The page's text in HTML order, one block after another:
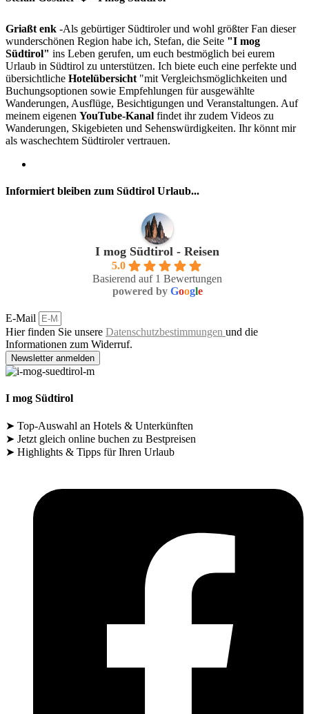
Griaßt enk -Als gebürtiger Südtiroler und wohl größter Fan dieser
wunderschönen Region habe ich, Stefan, die Seite "I mog
Südtirol" ins Leben gerufen, um euch bestmöglich bei eurem
Urlaub in Südtirol zu unterstützen. Ich biete euch eine perfekte und
übersichtliche Hotelübersicht "mit Vergleichsmöglichkeiten und
Buchungsoptionen sowie Empfehlungen für ausgewählte
Wanderungen, Ausflüge, Besichtigungen und Veranstaltungen. Auf
meinem eigenen YouTube-Kanal findet ihr zudem Videos zu
Wanderungen, Skigebieten und Sehenswürdigkeiten. Ihr könnt mir
als waschechtem Südtiroler vertrauen.
Informiert bleiben zum Südtirol Urlaub...
I mog Südtirol - Reisen
5.0
Basierend auf 1 Bewertungen
powered by Google
E-Mail
Hier finden Sie unsere Datenschutzbestimmungen und die
Informationen zum Widerruf.
Newsletter anmelden
I mog Südtirol
➤ Top-Auswahl an Hotels & Unterkünften
➤ Jetzt gleich online buchen zu Bestpreisen
➤ Highlights & Tipps für Ihren Urlaub